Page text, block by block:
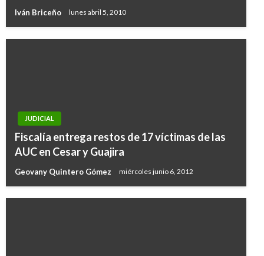
Iván Briceño lunes abril 5, 2010
JUDICIAL
Fiscalía entrega restos de 17 víctimas de las
AUC en Cesar y Guajira
Geovany Quintero Gómez miércoles junio 6, 2012